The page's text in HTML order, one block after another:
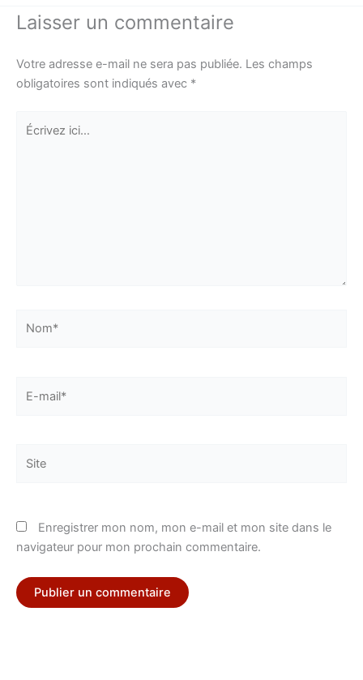
Laisser un commentaire
Votre adresse e-mail ne sera pas publiée. Les champs
obligatoires sont indiqués avec *
Écrivez
ici…
mail*
Enregistrer mon nom, mon e-mail et mon site dans le
navigateur pour mon prochain commentaire.